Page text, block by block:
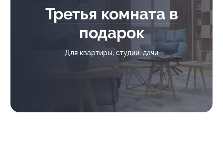
Третья комната в
подарок
Для квартиры, студии, дачи